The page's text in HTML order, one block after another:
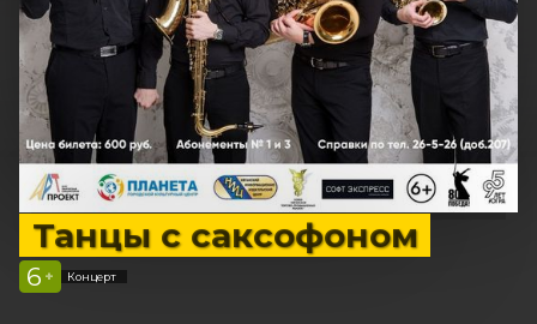
Танцы с саксофоном
6 + Концерт